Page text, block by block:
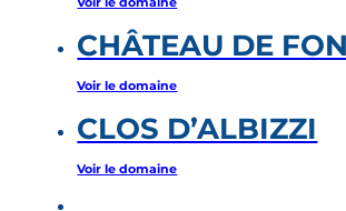
Voir le domaine
CHÂTEAU DE
Voir le domaine
CLOS D’ALBIZZI
Voir le domaine